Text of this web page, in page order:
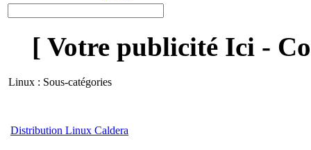
[ Votre publicité Ici -
Linux : Sous-catégories
Distribution Linux Caldera